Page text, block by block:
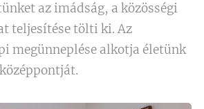
az imádság, a közösségi
teljesítése tölti ki. Az
megünneplése alkotja életünk